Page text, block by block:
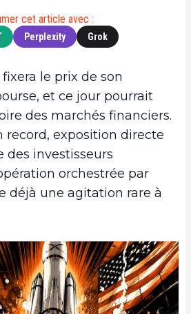
cet article avec :
Perplexity Grok
fixera le prix de son
et ce jour pourrait
des marchés financiers.
record, exposition directe
des investisseurs
orchestrée par
déjà une agitation rare à